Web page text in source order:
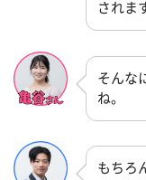
されま
そんな
ね。
もちろ